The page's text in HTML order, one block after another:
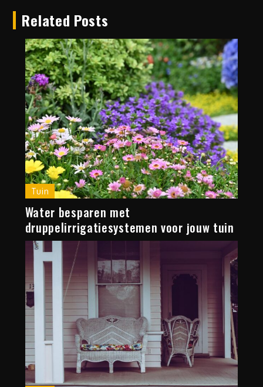
Related Posts
Tuin
Water besparen met
druppelirrigatiesystemen voor jouw tuin